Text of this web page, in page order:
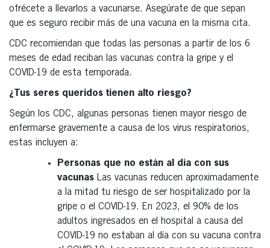
ofrécete a llevarlos a vacunarse. Asegúrate de que sepan
que es seguro recibir más de una vacuna en la misma cita.
CDC recomiendan que todas las personas a partir de los 6
meses de edad reciban las vacunas contra la gripe y el
COVID-19 de esta temporada.
¿Tus seres queridos tienen alto riesgo?
Según los CDC, algunas personas tienen mayor riesgo de
enfermarse gravemente a causa de los virus respiratorios,
estas incluyen a:
Personas que no están al día con sus
vacunas Las vacunas reducen aproximadamente
a la mitad tu riesgo de ser hospitalizado por la
gripe o el COVID-19. En 2023, el 90% de los
adultos ingresados en el hospital a causa del
COVID-19 no estaban al día con su vacuna contra